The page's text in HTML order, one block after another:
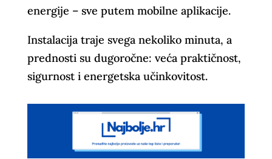
energije – sve putem mobilne aplikacije.
Instalacija traje svega nekoliko minuta, a
prednosti su dugoročne: veća praktičnost,
sigurnost i energetska učinkovitost.